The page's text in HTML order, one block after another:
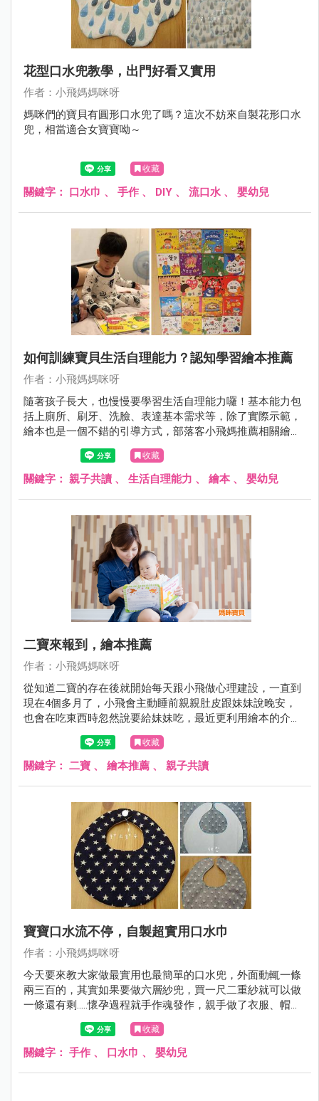
花型口水兜教學，出門好看又實用
作者：小飛媽媽咪呀
媽咪們的寶貝有圓形口水兜了嗎？這次不妨來自製花形口水
兜，相當適合女寶寶呦～
收藏
關鍵字： 口水巾 、 手作 、 DIY 、 流口水 、 嬰幼兒
如何訓練寶貝生活自理能力？認知學習繪本推薦
作者：小飛媽媽咪呀
隨著孩子長大，也慢慢要學習生活自理能力囉！基本能力包
括上廁所、刷牙、洗臉、表達基本需求等，除了實際示範，
繪本也是一個不錯的引導方式，部落客小飛媽推薦相關繪
本，爸媽也可一起看看唷！
收藏
關鍵字： 親子共讀 、 生活自理能力 、 繪本、 嬰幼兒
二寶來報到，繪本推薦
作者：小飛媽媽咪呀
從知道二寶的存在後就開始每天跟小飛做心理建設，一直到
現在4個多月了，小飛會主動睡前親親肚皮跟妹妹說晚安，
也會在吃東西時忽然說要給妹妹吃，最近更利用繪本的介紹
想讓他知道妹妹出生後可能發生的不一樣。
收藏
關鍵字： 二寶 、 繪本推薦 、 親子共讀
寶寶口水流不停，自製超實用口水巾
作者：小飛媽媽咪呀
今天要來教大家做最實用也最簡單的口水兜，外面動輒一條
兩三百的，其實如果要做六層紗兜，買一尺二重紗就可以做
一條還有剩.....懷孕過程就手作魂發作，親手做了衣服、帽
子、鞋子、防踢被、安撫巾、豆豆毯、手搖鈴、口水鏈、兜
兜等東西給寶寶，結果最終發現最實用的是口水兜。
收藏
關鍵字： 手作 、 口水巾 、 嬰幼兒